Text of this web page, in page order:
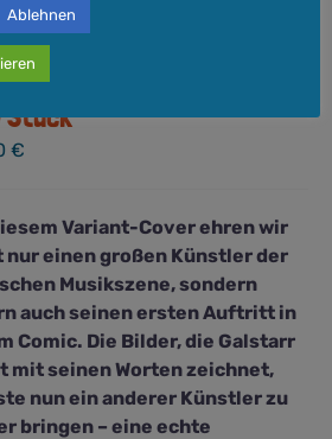
COMICS #3 – Galstarr
Cover – limitiert auf
€
Variant-Cover ehren wir
nur einen großen Künstler der
Musikszene, sondern
auch seinen ersten Auftritt in
Comic. Die Bilder, die Galstarr
mit seinen Worten zeichnet,
nun ein anderer Künstler zu
bringen – eine echte
Ablehnen